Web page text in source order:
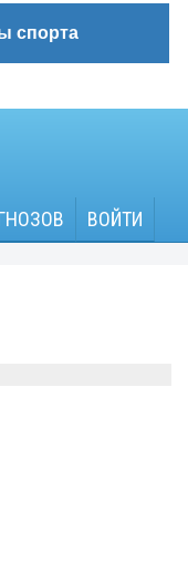
спорта
ВОЙТИ